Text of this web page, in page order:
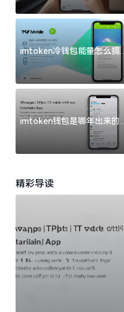
imtoken冷钱包能量怎么搞？
过来人告诉你门道
imtoken钱包是哪年出来的？
一文给你说清楚
精彩导读